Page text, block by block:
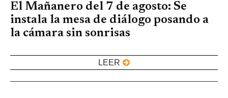
El Mañanero del 7 de agosto: Se
instala la mesa de diálogo posando a
la cámara sin sonrisas
LEER